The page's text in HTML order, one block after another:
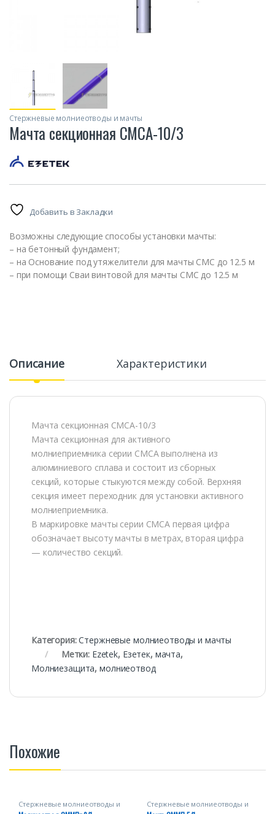
Стержневые молниеотводы и мачты
Мачта секционная СМСА-10/3
Добавить в Закладки
Возможны следующие способы установки мачты:
– на бетонный фундамент;
– на Основание под утяжелители для мачты СМС до 12.5 м
– при помощи Сваи винтовой для мачты СМС до 12.5 м
Описание Характеристики
Мачта секционная СМСА-10/3
Мачта секционная для активного
молниеприемника серии СМСА выполнена из
алюминиевого сплава и состоит из сборных
секций, которые стыкуются между собой. Верхняя
секция имеет переходник для установки активного
молниеприемника.
В маркировке мачты серии СМСА первая цифра
обозначает высоту мачты в метрах, вторая цифра
— количество секций.
Категория:Стержневые молниеотводы и мачты
Метки: Ezetek, Езетек, мачта,
Молниезащита,молниеотвод
Похожие
Стержневые молниеотводы и
мачты
Стержневые молниеотводы и
мачты